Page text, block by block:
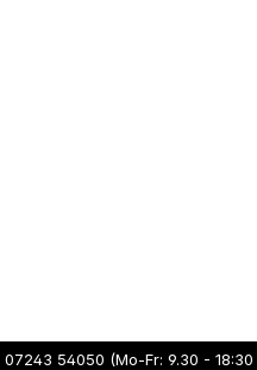
07243 54050 (Mo-Fr: 9.30 - 18:30